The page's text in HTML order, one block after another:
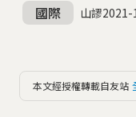
國際 山謬2021-
本文經授權轉載自友站